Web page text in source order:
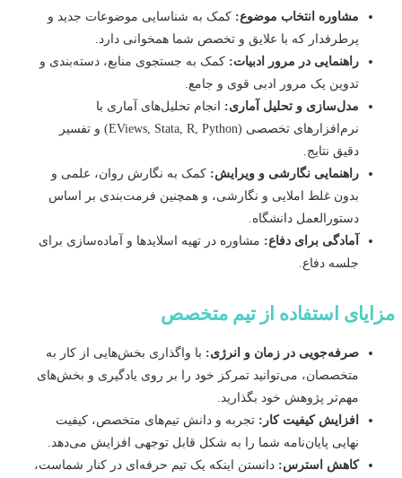
مشاوره انتخاب موضوع:کمک به شناسایی موضوعات جدید و
پرطرفدار که با علایق و تخصص شما همخوانی دارد.
راهنمایی در مرور ادبیات:کمک به جستجوی منابع، دسته‌بندی و
تدوین یک مرور ادبی قوی و جامع.
مدل‌سازی و تحلیل آماری:انجام تحلیل‌های آماری با
نرم‌افزارهای تخصصی (EViews, Stata, R, Python) و تفسیر
دقیق نتایج.
راهنمایی نگارشی و ویرایش: کمک به نگارش روان، علمی و
بدون غلط املایی و نگارشی، و همچنین فرمت‌بندی بر اساس
دستورالعمل دانشگاه.
آمادگی برای دفاع: مشاوره در تهیه اسلایدها و آماده‌سازی برای
جلسه دفاع.
استفاده از تیم متخصص
صرفه‌جویی در زمان و انرژی:با واگذاری بخش‌هایی از کار به
متخصصان، می‌توانید تمرکز خود را بر روی یادگیری و بخش‌های
مهم‌تر پژوهش خود بگذارید.
افزایش کیفیت کار:تجربه و دانش تیم‌های متخصص، کیفیت
نهایی پایان‌نامه شما را به شکل قابل توجهی افزایش می‌دهد.
کاهش استرس:دانستن اینکه یک تیم حرفه‌ای در کنار شماست،